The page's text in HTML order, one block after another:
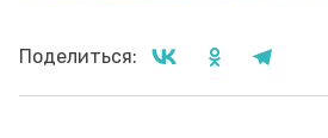
Поделиться: